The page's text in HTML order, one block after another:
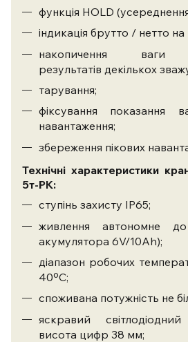
функція HOLD
індикація брутто / нетто на
накопичення ваги
результатів декількох
тарування;
фіксування показання
навантаження;
збереження пікових
Технічні характеристики
5т-РК:
ступінь захисту IP65;
живлення автономне
акумулятора 6V/10Ah);
діапазон робочих
40ºС;
споживана потужність не
яскравий
висота цифр 38 мм;